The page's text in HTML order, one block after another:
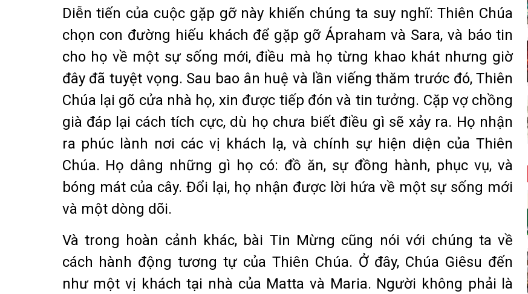
Diễn tiến của cuộc gặp gỡ này khiến chúng ta suy nghĩ: Thiên Chúa
chọn con đường hiếu khách để gặp gỡ Ápraham và Sara, và báo tin
cho họ về một sự sống mới, điều mà họ từng khao khát nhưng giờ
đây đã tuyệt vọng. Sau bao ân huệ và lần viếng thăm trước đó, Thiên
Chúa lại gõ cửa nhà họ, xin được tiếp đón và tin tưởng. Cặp vợ chồng
già đáp lại cách tích cực, dù họ chưa biết điều gì sẽ xảy ra. Họ nhận
ra phúc lành nơi các vị khách lạ, và chính sự hiện diện của Thiên
Chúa. Họ dâng những gì họ có: đồ ăn, sự đồng hành, phục vụ, và
bóng mát của cây. Đổi lại, họ nhận được lời hứa về một sự sống mới
và một dòng dõi.
Và trong hoàn cảnh khác, bài Tin Mừng cũng nói với chúng ta về
cách hành động tương tự của Thiên Chúa. Ở đây, Chúa Giêsu đến
như một vị khách tại nhà của Matta và Maria. Người không phải là